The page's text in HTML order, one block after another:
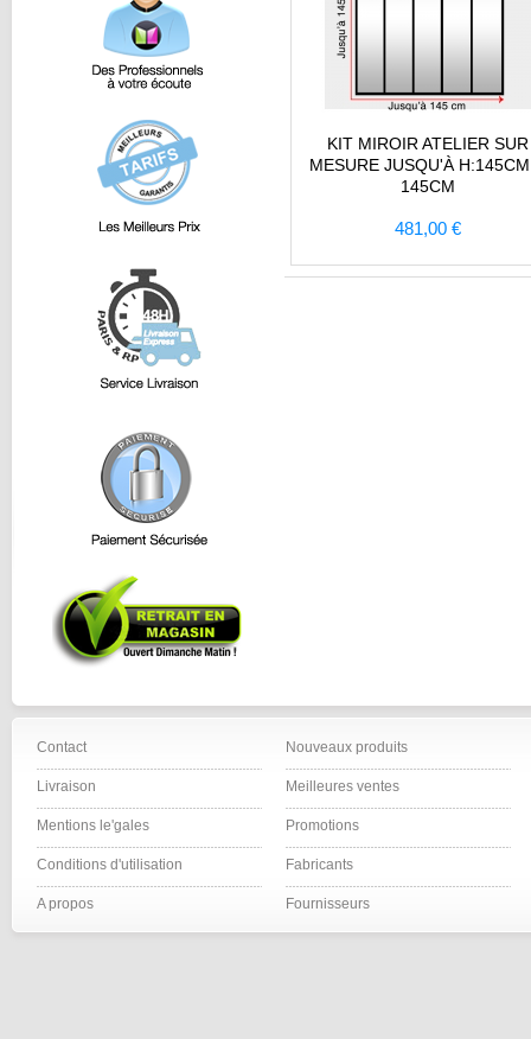
KIT MIROIR ATELIER SUR
MESURE JUSQU'À
145CM
481,00 €
Contact
Livraison
Mentions le'gales
Conditions d'utilisation
A propos
Nouveaux produits
Meilleures ventes
Promotions
Fabricants
Fournisseurs